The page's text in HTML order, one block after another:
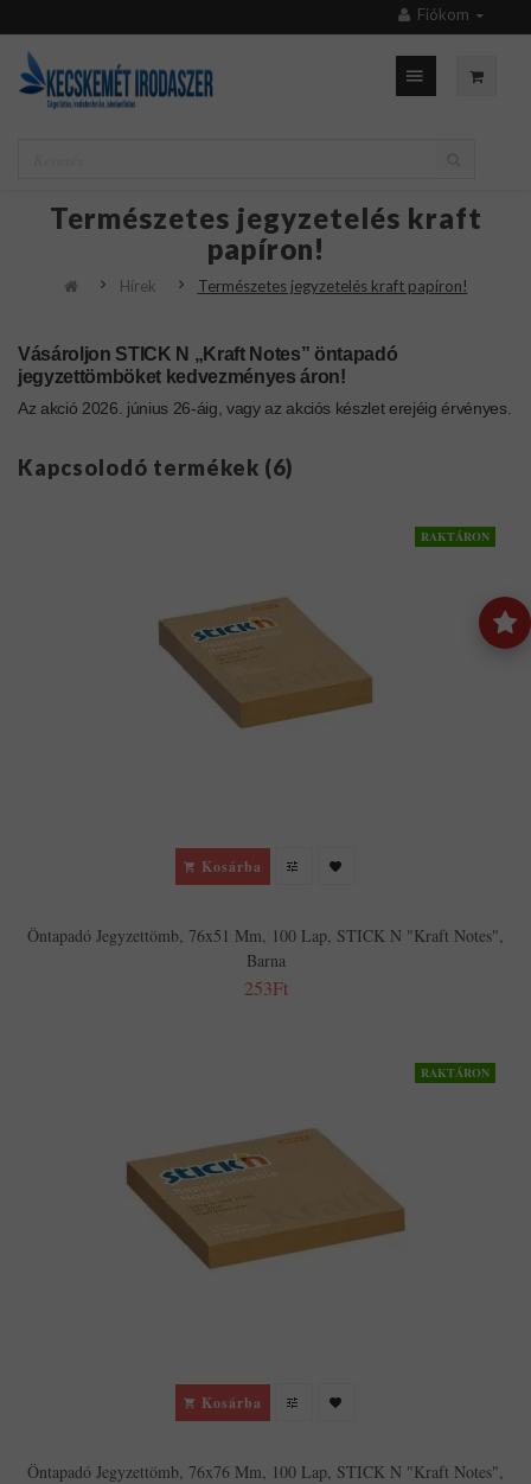
Fiókom
Természetes jegyzetelés kraft
papíron!
Hírek Természetes jegyzetelés kraft papíron!
Vásároljon STICK N „Kraft Notes” öntapadó
jegyzettömböket kedvezményes áron!
Az akció 2026. június 26-áig, vagy az akciós készlet erejéig érvényes.
Kapcsolodó termékek (6)
RAKTÁRON
Kosárba
Öntapadó Jegyzettömb, 76x51 Mm, 100 Lap, STICK N "Kraft Notes",
Barna
253Ft
RAKTÁRON
Kosárba
Öntapadó Jegyzettömb, 76x76 Mm, 100 Lap, STICK N "Kraft Notes",